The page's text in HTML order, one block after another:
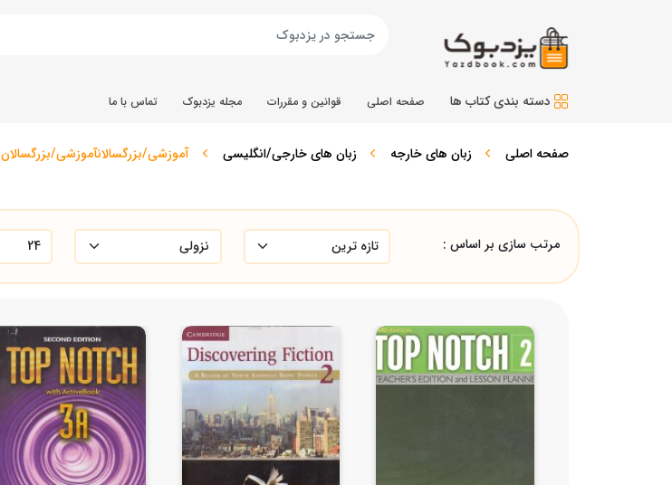
دسته بندی کتاب ها صفحه اصلی قوانین و مقررات مجله یزدبوک تماس با ما
صفحه اصلی زبان های خارجه زبان های خارجی/انگلیسی آموزشی/بزرگسالانآموزشی/بزرگسالان
مرتب سازی بر اساس :